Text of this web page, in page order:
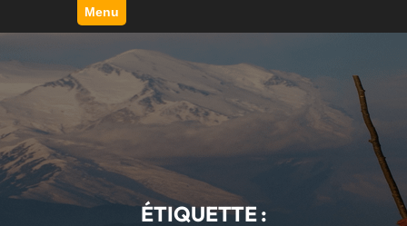
Menu
ÉTIQUETTE :